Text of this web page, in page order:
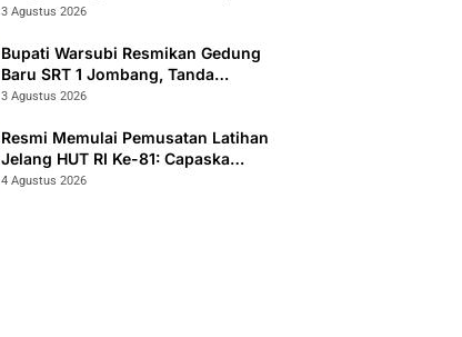
Yang Kurang Mampu Hingga
Rakyat Terintegritas 1 Jombang
3 Agustus 2026
Bupati Warsubi Resmikan Gedung
Baru SRT 1 Jombang, Tanda
Dimulainya MPLS Tahun Ajaran
3 Agustus 2026
Resmi Memulai Pemusatan Latihan
Jelang HUT RI Ke-81: Capaska
Jombang 2026 “Mahesa Rakta
4 Agustus 2026